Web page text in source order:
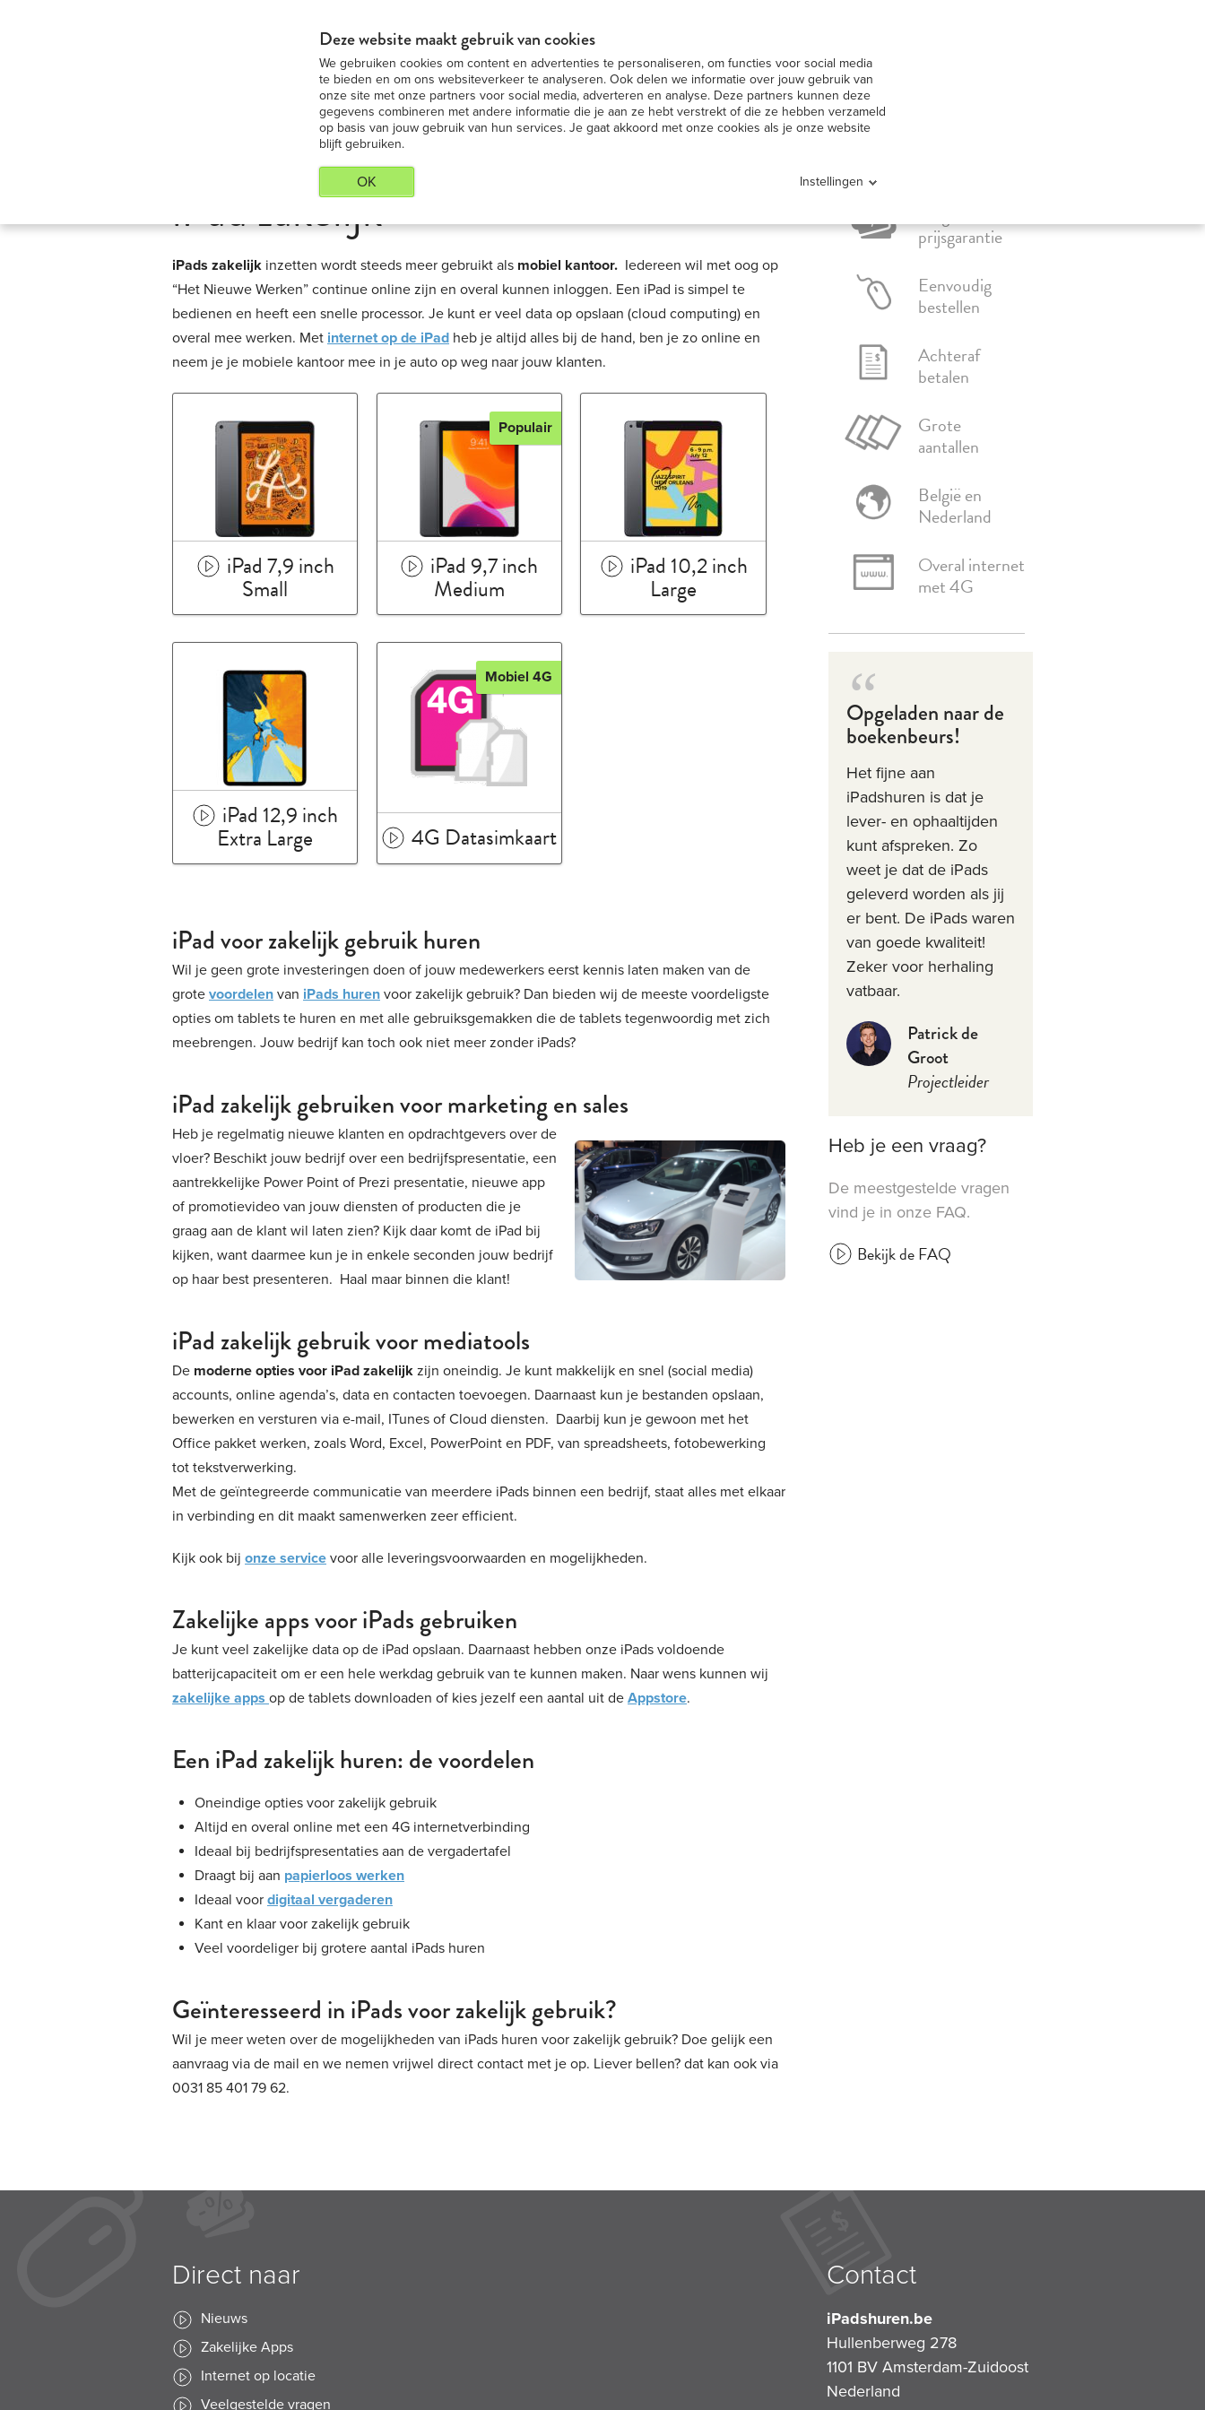
Deze website maakt gebruik van cookies
We gebruiken cookies om content en advertenties te personaliseren, om functies voor social media
te bieden en om ons websiteverkeer te analyseren. Ook delen we informatie over jouw gebruik van
onze site met onze partners voor social media, adverteren en analyse. Deze partners kunnen deze
gegevens combineren met andere informatie die je aan ze hebt verstrekt of die ze hebben verzameld
op basis van jouw gebruik van hun services. Je gaat akkoord met onze cookies als je onze website
blijft gebruiken.
OK Instellingen
iPad huren iPad modellen iPad nieuws Onze Service
iPad zakelijk
iPads zakelijk inzetten wordt steeds meer gebruikt als mobiel kantoor. Iedereen wil met oog op
“Het Nieuwe Werken” continue online zijn en overal kunnen inloggen. Een iPad is simpel te
bedienen en heeft een snelle processor. Je kunt er veel data op opslaan (cloud computing) en
overal mee werken. Met internet op de iPad heb je altijd alles bij de hand, ben je zo online en
neem je je mobiele kantoor mee in je auto op weg naar jouw klanten.
iPad 7,9 inch
Small
iPad 9,7 inch
Medium
Populair
iPad 10,2 inch
Large
iPad 12,9 inch
Extra Large 4G Datasimkaart
Mobiel 4G
iPad voor zakelijk gebruik huren
Wil je geen grote investeringen doen of jouw medewerkers eerst kennis laten maken van de
grote voordelen van iPads huren voor zakelijk gebruik? Dan bieden wij de meeste voordeligste
opties om tablets te huren en met alle gebruiksgemakken die de tablets tegenwoordig met zich
meebrengen. Jouw bedrijf kan toch ook niet meer zonder iPads?
iPad zakelijk gebruiken voor marketing en sales
Heb je regelmatig nieuwe klanten en opdrachtgevers over de
vloer? Beschikt jouw bedrijf over een bedrijfspresentatie, een
aantrekkelijke Power Point of Prezi presentatie, nieuwe app
of promotievideo van jouw diensten of producten die je
graag aan de klant wil laten zien? Kijk daar komt de iPad bij
kijken, want daarmee kun je in enkele seconden jouw bedrijf
op haar best presenteren. Haal maar binnen die klant!
iPad zakelijk gebruik voor mediatools
De moderne opties voor iPad zakelijk zijn oneindig. Je kunt makkelijk en snel (social media)
accounts, online agenda’s, data en contacten toevoegen. Daarnaast kun je bestanden opslaan,
bewerken en versturen via e-mail, ITunes of Cloud diensten. Daarbij kun je gewoon met het
Office pakket werken, zoals Word, Excel, PowerPoint en PDF, van spreadsheets, fotobewerking
tot tekstverwerking.
Met de geïntegreerde communicatie van meerdere iPads binnen een bedrijf, staat alles met elkaar
in verbinding en dit maakt samenwerken zeer efficient.
Kijk ook bij onze service voor alle leveringsvoorwaarden en mogelijkheden.
Zakelijke apps voor iPads gebruiken
Je kunt veel zakelijke data op de iPad opslaan. Daarnaast hebben onze iPads voldoende
batterijcapaciteit om er een hele werkdag gebruik van te kunnen maken. Naar wens kunnen wij
zakelijke apps op de tablets downloaden of kies jezelf een aantal uit de Appstore.
Een iPad zakelijk huren: de voordelen
Oneindige opties voor zakelijk gebruik
Altijd en overal online met een 4G internetverbinding
Ideaal bij bedrijfspresentaties aan de vergadertafel
Draagt bij aan papierloos werken
Ideaal voor digitaal vergaderen
Kant en klaar voor zakelijk gebruik
Veel voordeliger bij grotere aantal iPads huren
Geïnteresseerd in iPads voor zakelijk gebruik?
Wil je meer weten over de mogelijkheden van iPads huren voor zakelijk gebruik? Doe gelijk een
aanvraag via de mail en we nemen vrijwel direct contact met je op. Liever bellen? dat kan ook via
0031 85 401 79 62.
prijsgarantie
Eenvoudig
bestellen
Achteraf
betalen
Grote
aantallen
België en
Nederland
Overal internet
met 4G
Opgeladen naar de
boekenbeurs!
Het fijne aan
iPadshuren is dat je
lever- en ophaaltijden
kunt afspreken. Zo
weet je dat de iPads
geleverd worden als jij
er bent. De iPads waren
van goede kwaliteit!
Zeker voor herhaling
vatbaar.
Patrick de
Groot
Projectleider
Heb je een vraag?
De meestgestelde vragen
vind je in onze FAQ.
Bekijk de FAQ
Direct naar
Nieuws
Zakelijke Apps
Internet op locatie
Veelgestelde vragen
Contact
iPadshuren.be
Hullenberweg 278
1101 BV Amsterdam-Zuidoost
Nederland